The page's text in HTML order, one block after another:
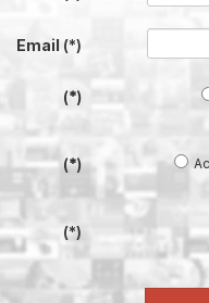
estructurados,
administrativa.
funcionamiento de las fichas
centradas en el ciudadano
evaluar resultados,
garantía de viabilidad
consejero técnico de la
fortalecimiento y la mejora
está creciendo de forma
un sistema riguroso y
Email (*)
(*)
(*)
(*)